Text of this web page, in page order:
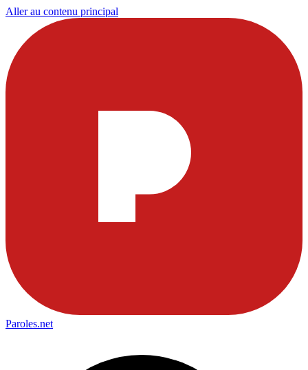
Aller au contenu principal
Paroles.net